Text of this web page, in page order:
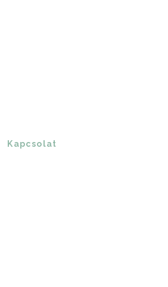
Kapcsolat